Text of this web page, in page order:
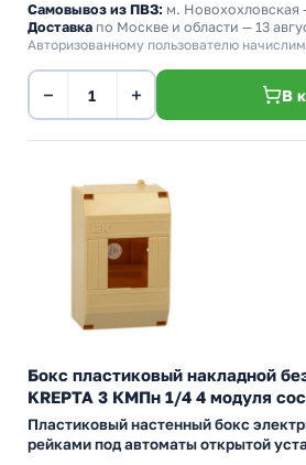
Самовывоз из ПВЗ: м. Новохохловская
Доставка по Москве и области — 13
Авторизованному пользователю начислим
− + В
Бокс пластиковый накладной
KREPTA 3 КМПн 1/4 4 модуля
Пластиковый настенный бокс
рейками под автоматы открытой